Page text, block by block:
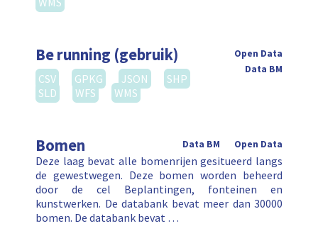
Be running (gebruik)
Open Data
Data BM
CSV GPKG JSON
SHP
SLD
WFS WMS
Bomen Open Data
Data BM
Deze laag bevat alle bomenrijen gesitueerd langs
de gewestwegen. Deze bomen worden beheerd
door de cel Beplantingen, fonteinen en
kunstwerken. De databank bevat meer dan 30000
bomen. De databank bevat …